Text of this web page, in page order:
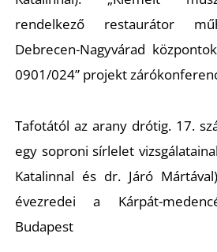
rendelkező restaurátor
Debrecen-Nagyvárad
0901/024” projekt
Tafotától az arany drótig. 17.
egy soproni sírlelet
Katalinnal és dr. Járó Mártával)
évezredei a Kárpát-
Budapest